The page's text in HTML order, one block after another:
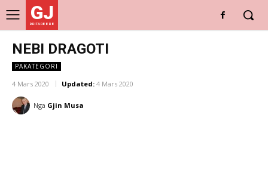
GJ
DRITARE E RE
NEBI DRAGOTI
PAKATEGORI
4 Mars 2020 Updated: 4 Mars 2020
Nga Gjin Musa